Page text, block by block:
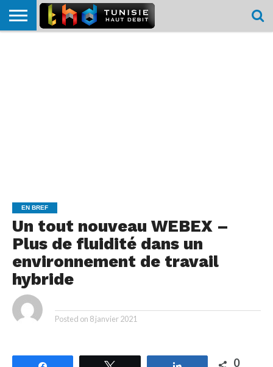
EN BREF
Un tout nouveau WEBEX –
Plus de fluidité dans un
environnement de travail
hybride
Posted on 8 janvier 2021
0